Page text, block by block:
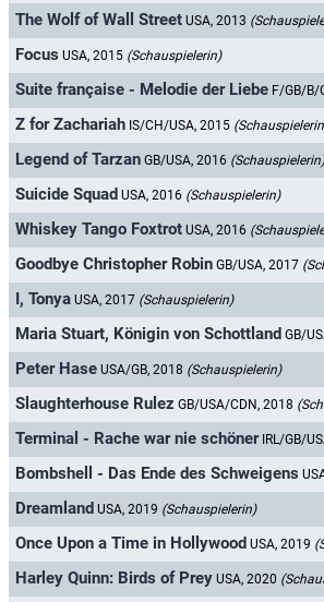
The Wolf of Wall Street USA, 2013
Focus USA, 2015 (Schauspielerin)
Suite française - Melodie der Liebe F/GB/B/
Z for Zachariah IS/CH/USA, 2015
Legend of Tarzan GB/USA, 2016 (Schauspielerin)
Suicide Squad USA, 2016 (Schauspielerin)
Whiskey Tango Foxtrot USA, 2016
Goodbye Christopher Robin GB/USA, 2017
I, Tonya USA, 2017 (Schauspielerin)
Maria Stuart, Königin von Schottland GB/
Peter Hase USA/GB, 2018 (Schauspielerin)
Slaughterhouse Rulez GB/USA/CDN, 2018
Terminal - Rache war nie schöner IRL/GB/
Bombshell - Das Ende des Schweigens
Dreamland USA, 2019 (Schauspielerin)
Once Upon a Time in Hollywood USA, 2019
Harley Quinn: Birds of Prey USA, 2020